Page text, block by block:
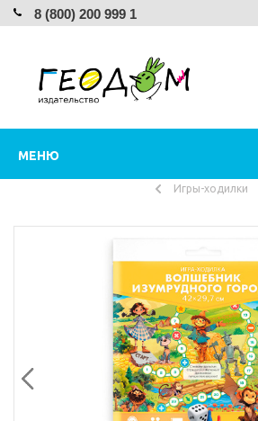
8 (800) 200 999 1
МЕНЮ
Игры-ходилки